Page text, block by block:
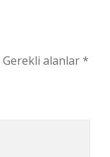
Gerekli alanlar*